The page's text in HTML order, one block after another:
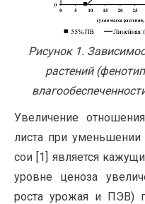
Рисунок 1.
растений
Увеличение
листа при уменьшении
сои [1] является
уровне ценоза
роста урожая и ПЭВ)